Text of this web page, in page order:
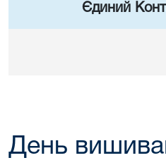
Єдиний
День